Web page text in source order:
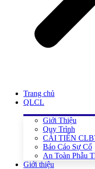
Trang chủ
QLCL
Giới Thiệu
Quy Trình
CẢI TIẾN
Báo Cáo Sự Cố
An Toàn Phẫu
Giới thiệu